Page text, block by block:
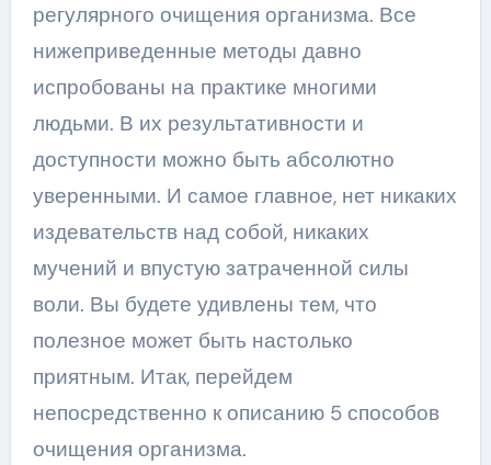
регулярного очищения организма. Все
нижеприведенные методы давно
испробованы на практике многими
людьми. В их результативности и
доступности можно быть абсолютно
уверенными. И самое главное, нет никаких
издевательств над собой, никаких
мучений и впустую затраченной силы
воли. Вы будете удивлены тем, что
полезное может быть настолько
приятным. Итак, перейдем
непосредственно к описанию 5 способов
очищения организма.